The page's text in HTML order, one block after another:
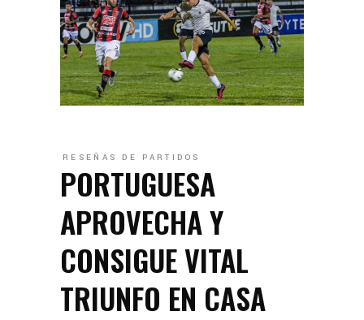
RESEÑAS DE PARTIDOS
PORTUGUESA
APROVECHA Y
CONSIGUE VITAL
TRIUNFO EN CASA